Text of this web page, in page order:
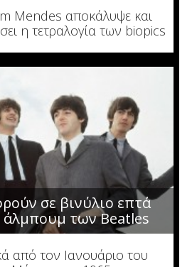
Mendes αποκάλυψε και
η τετραλογία των biopics
σε βινύλιο επτά
άλμπουμ των Beatles
από τον Ιανουάριο του